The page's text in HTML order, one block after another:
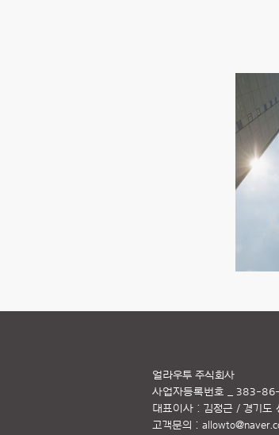
얼라우투 주식회사
사업자등록번호 _ 383-
대표이사 : 김정근 / 경기도
고객문의 :